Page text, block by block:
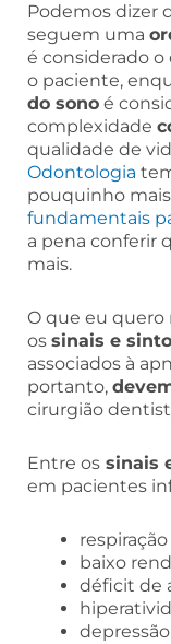
Podemos dizer
seguem uma
é considerado
o paciente,
do sono é
complexidade
qualidade de
Odontologia
pouquinho
fundamentais
a pena conferir
mais.
O que eu quero
os sinais e
associados à
portanto,
cirurgião
Entre os sinais
em pacientes
baixo
déficit de